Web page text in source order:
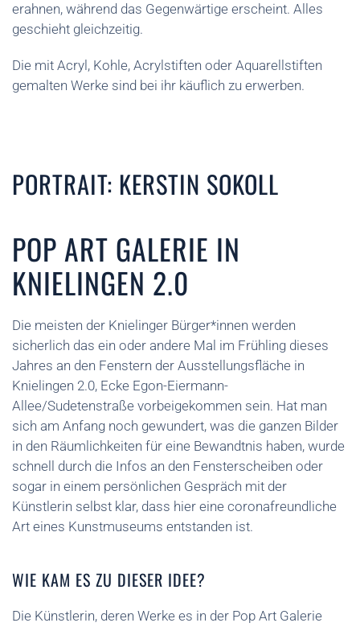
erahnen, während das Gegenwärtige erscheint. Alles
geschieht gleichzeitig.
Die mit Acryl, Kohle, Acrylstiften oder Aquarellstiften
gemalten Werke sind bei ihr käuflich zu erwerben.
PORTRAIT: KERSTIN SOKOLL
POP ART GALERIE IN
KNIELINGEN 2.0
Die meisten der Knielinger Bürger*innen werden
sicherlich das ein oder andere Mal im Frühling dieses
Jahres an den Fenstern der Ausstellungsfläche in
Knielingen 2.0, Ecke Egon-Eiermann-
Allee/Sudetenstraße vorbeigekommen sein. Hat man
sich am Anfang noch gewundert, was die ganzen Bilder
in den Räumlichkeiten für eine Bewandtnis haben, wurde
schnell durch die Infos an den Fensterscheiben oder
sogar in einem persönlichen Gespräch mit der
Künstlerin selbst klar, dass hier eine coronafreundliche
Art eines Kunstmuseums entstanden ist.
WIE KAM ES ZU DIESER IDEE?
Die Künstlerin, deren Werke es in der Pop Art Galerie